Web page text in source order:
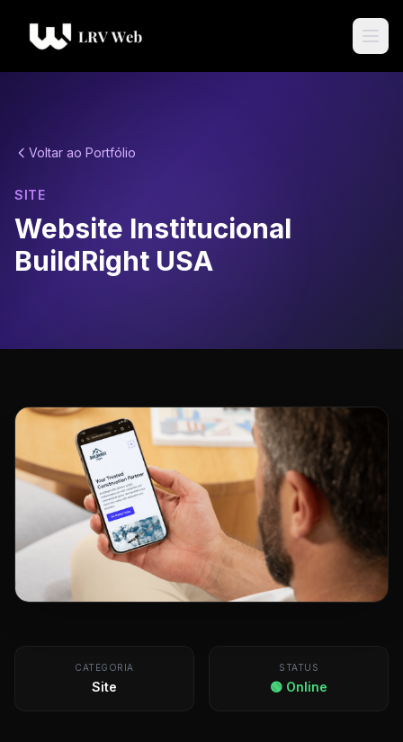
Voltar ao Portfólio
SITE
Website Institucional
BuildRight USA
CATEGORIA
Site
STATUS
🟢 Online